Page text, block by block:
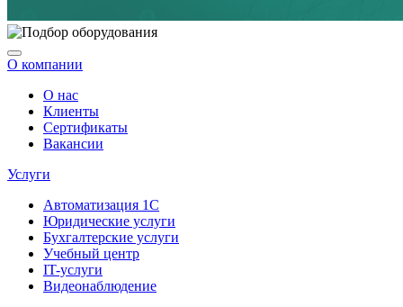
О компании
О нас
Клиенты
Сертификаты
Вакансии
Услуги
Автоматизация 1С
Юридические услуги
Бухгалтерские услуги
Учебный центр
IT-услуги
Видеонаблюдение